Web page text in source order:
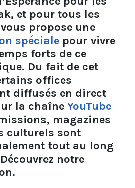
et pour tous les
propose une
spéciale pour vivre
forts de ce
Du fait de cet
offices
diffusés en direct
la chaîne YouTube
magazines
culturels sont
tout au long
notre